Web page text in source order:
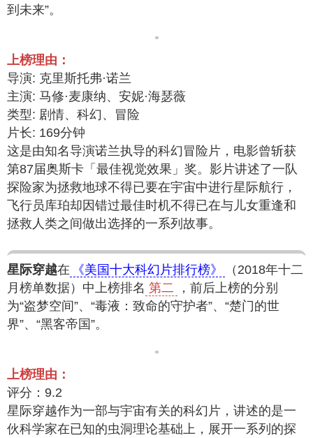
到未来”。
上榜理由：
导演: 克里斯托弗·诺兰
主演: 马修·麦康纳、安妮·海瑟薇
类型: 剧情、科幻、冒险
片长: 169分钟
这是由知名导演诺兰执导的科幻冒险片，电影曾斩获
第87届奥斯卡「最佳视觉效果」奖。影片讲述了一队
探险家为拯救地球不得已要在宇宙中进行星际航行，
飞行员库珀却因错过最佳时机不得已在与儿女重逢和
拯救人类之间做出选择的一系列故事。
星际穿越在 《美国十大科幻片排行榜》
（2018年十二
月榜单数据）中上榜排名 第二
，前后上榜的分别
为“盗梦空间”、“毒液：致命的守护者”、“楚门的世
界”、“黑客帝国”。
上榜理由：
评分：9.2
星际穿越作为一部与宇宙有关的科幻片，讲述的是一
伙科学家在已知的虫洞理论基础上，展开一系列的探